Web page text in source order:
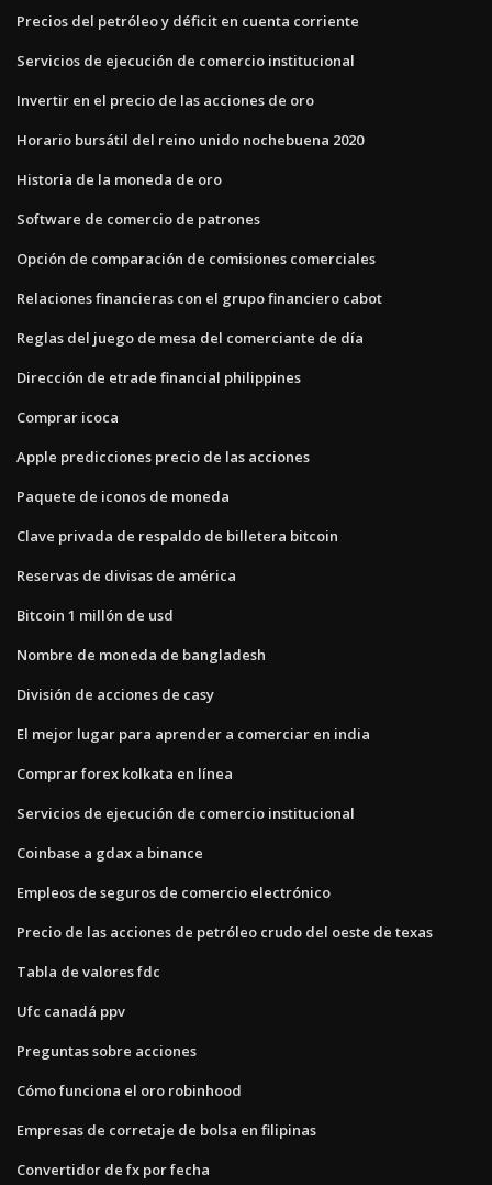
Precios del petróleo y déficit en cuenta corriente
Servicios de ejecución de comercio institucional
Invertir en el precio de las acciones de oro
Horario bursátil del reino unido nochebuena 2020
Historia de la moneda de oro
Software de comercio de patrones
Opción de comparación de comisiones comerciales
Relaciones financieras con el grupo financiero cabot
Reglas del juego de mesa del comerciante de día
Dirección de etrade financial philippines
Comprar icoca
Apple predicciones precio de las acciones
Paquete de iconos de moneda
Clave privada de respaldo de billetera bitcoin
Reservas de divisas de américa
Bitcoin 1 millón de usd
Nombre de moneda de bangladesh
División de acciones de casy
El mejor lugar para aprender a comerciar en india
Comprar forex kolkata en línea
Servicios de ejecución de comercio institucional
Coinbase a gdax a binance
Empleos de seguros de comercio electrónico
Precio de las acciones de petróleo crudo del oeste de texas
Tabla de valores fdc
Ufc canadá ppv
Preguntas sobre acciones
Cómo funciona el oro robinhood
Empresas de corretaje de bolsa en filipinas
Convertidor de fx por fecha